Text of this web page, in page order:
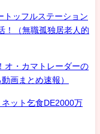
トッフルステーション
！（無職孤独居老人的
・カマトレーダーの
画まとめ速報）
ット乞食DE2000万